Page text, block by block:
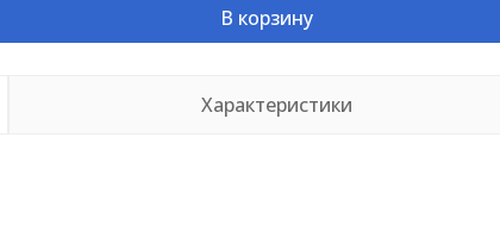
В корзину
Характеристики